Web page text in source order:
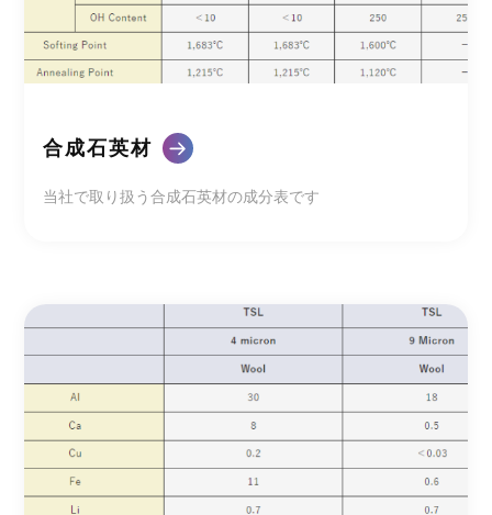
合成石英材
当社で取り扱う合成石英材の成分表です